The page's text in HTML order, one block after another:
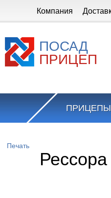
Компания
ПОСАД
ПРИЦЕП
ПРИЦЕПЫ
Печать